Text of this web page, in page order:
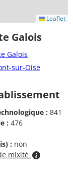
Leaflet
Galois
Galois
sur-Oise
: 841
: 476
: non
mixité